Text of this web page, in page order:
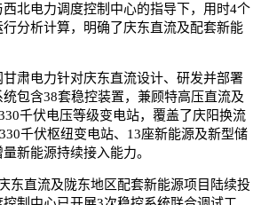
北电力调度控制中心的指导下，用时4个
分析计算，明确了庆东直流及配套新能
肃电力针对庆东直流设计、研发并部署
包含38套稳控装置，兼顾特高压直流及
千伏电压等级变电站，覆盖了庆阳换流
千伏枢纽变电站、13座新能源及新型储
新能源持续接入能力。
东直流及陇东地区配套新能源项目陆续投